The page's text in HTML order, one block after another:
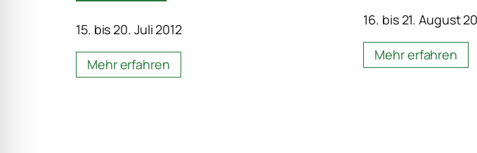
15. bis 20. Juli 2012
Mehr erfahren
16. bis 21. August
Mehr erfahren